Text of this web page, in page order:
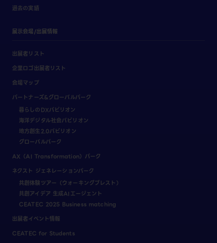
過去の実績
展示会場/出展情報
出展者リスト
企業ロゴ出展者リスト
会場マップ
パートナーズ&グローバルパーク
暮らしのDXパビリオン
海洋デジタル社会パビリオン
地方創生2.0パビリオン
グローバルパーク
AX（AI Transformation）パーク
ネクスト ジェネレーションパーク
共創体験ツアー（ウォーキングブレスト）
共創アイデア 生成AIエージェント
CEATEC 2025 Business matching
出展者イベント情報
CEATEC for Students